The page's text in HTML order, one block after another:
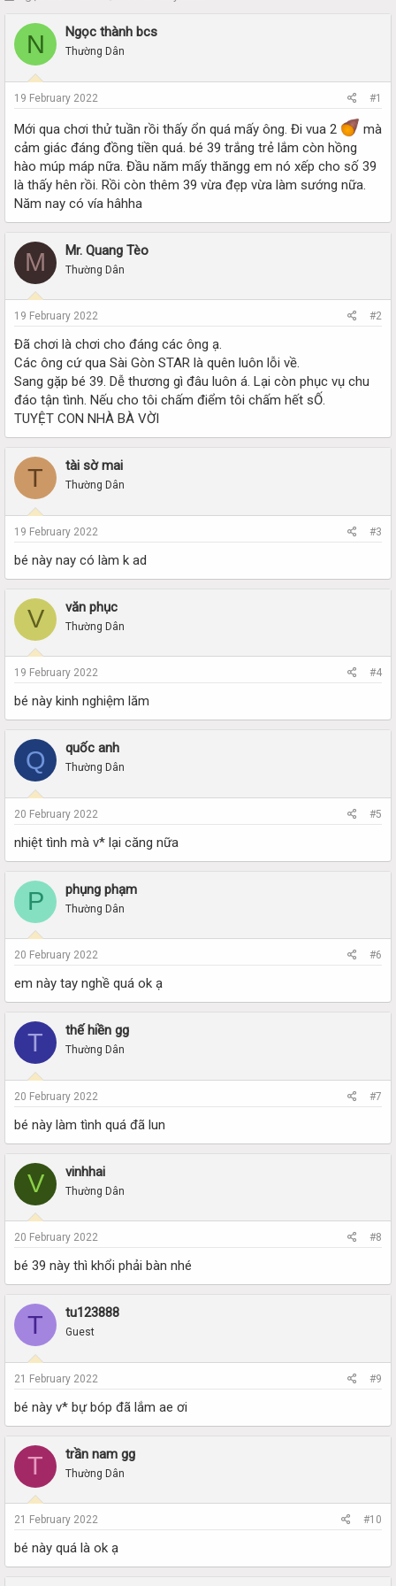
a
t
a
r
t
e
r
a
t
N Ngọc thành bcs
Thường Dân
19 February 2022 #1
Mới qua chơi thử tuần rồi thấy ổn quá mấy ông. Đi vua 2
mà
cảm giác đáng đồng tiền quá. bé 39 trắng trẻ lắm còn hồng
hào múp máp nữa. Đầu năm mấy thăngg em nó xếp cho số 39
là thấy hên rồi. Rồi còn thêm 39 vừa đẹp vừa làm sướng nữa.
Năm nay có vía hâhha
M Mr. Quang Tèo
Thường Dân
19 February 2022 #2
Đã chơi là chơi cho đáng các ông ạ.
Các ông cứ qua Sài Gòn STAR là quên luôn lỗi về.
Sang gặp bé 39. Dễ thương gì đâu luôn á. Lại còn phục vụ chu
đáo tận tình. Nếu cho tôi chấm điểm tôi chấm hết sỐ.
TUYỆT CON NHÀ BÀ VỜI
T tài sờ mai
Thường Dân
19 February 2022 #3
bé này nay có làm k ad
V văn phục
Thường Dân
19 February 2022 #4
bé này kinh nghiệm lăm
Q quốc anh
Thường Dân
20 February 2022 #5
nhiệt tình mà v* lại căng nữa
P phụng phạm
Thường Dân
20 February 2022 #6
em này tay nghề quá ok ạ
T thế hiền gg
Thường Dân
20 February 2022 #7
bé này làm tình quá đã lun
V vinhhai
Thường Dân
20 February 2022 #8
bé 39 này thì khổi phải bàn nhé
T tu123888
Guest
21 February 2022 #9
bé này v* bự bóp đã lắm ae ơi
T trần nam gg
Thường Dân
21 February 2022 #10
bé này quá là ok ạ